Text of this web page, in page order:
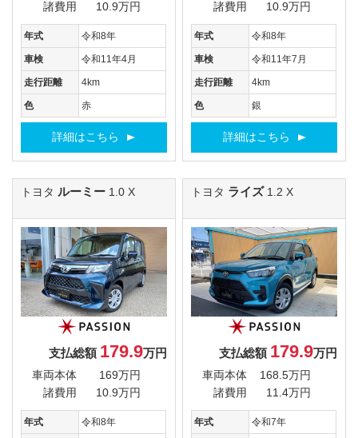
諸費用
10.9万円
年式 令和8年
車検 令和11年4月
走行距離 4km
色 赤
詳細はこちら
諸費用
10.9万円
年式 令和8年
車検 令和11年7月
走行距離 4km
色 銀
詳細はこちら
トヨタ ルーミー 1.0 X
支払総額 179.9万円
車両本体
169万円
諸費用
10.9万円
年式 令和8年
トヨタ ライズ 1.2 X
支払総額 179.9万円
車両本体
168.5万円
諸費用
11.4万円
年式 令和7年